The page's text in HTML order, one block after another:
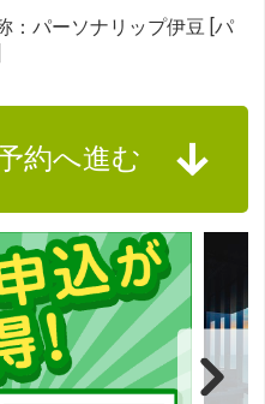
パーソナリップ伊豆 [パ
約へ進む